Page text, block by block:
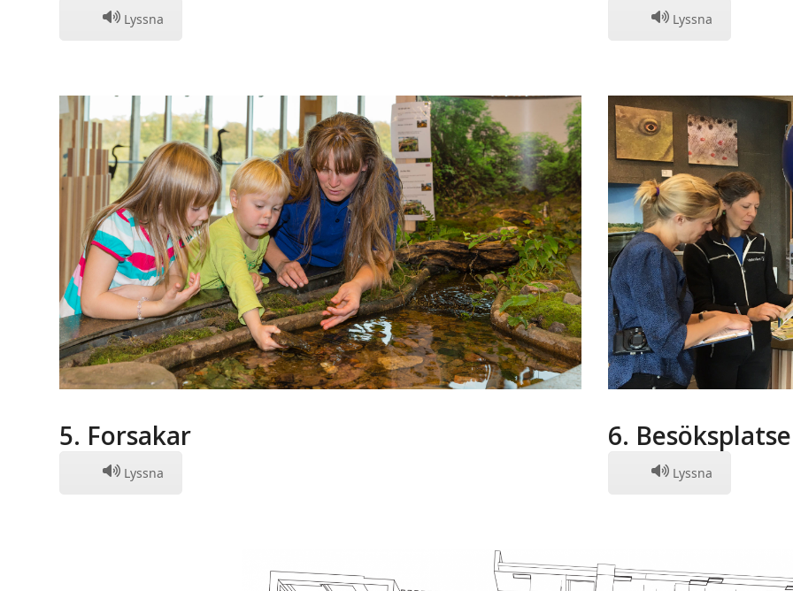
Lyssna Lyssna
5. Forsakar
Lyssna
6.
Lyssna